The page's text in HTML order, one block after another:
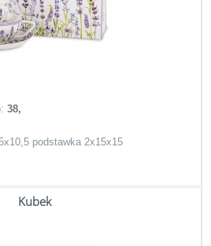
38,
podstawka 2x15x15
Kubek